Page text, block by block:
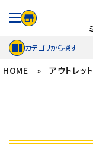
カテゴリから探す
ACCOUNT MENU
セール商品
HOME » アウトレット